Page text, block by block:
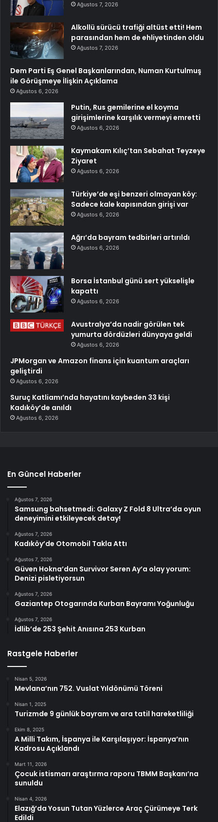
Ağustos 7, 2026
Alkollü sürücü trafiği altüst etti! Hem
parasından hem de ehliyetinden oldu
Ağustos 7, 2026
Dem Parti Eş Genel Başkanlarından, Numan Kurtulmuş
ile Görüşmeye İlişkin Açıklama
Ağustos 6, 2026
Putin, Rus gemilerine el koyma
girişimlerine karşılık vermeyi emretti
Ağustos 6, 2026
Kaymakam Kılıç’tan Sebahat Teyzeye
Ziyaret
Ağustos 6, 2026
Türkiye’de eşi benzeri olmayan köy:
Sadece kale kapısından girişi var
Ağustos 6, 2026
Ağrı’da bayram tedbirleri artırıldı
Ağustos 6, 2026
Borsa İstanbul günü sert yükselişle
kapattı
Ağustos 6, 2026
Avustralya’da nadir görülen tek
yumurta dördüzleri dünyaya geldi
Ağustos 6, 2026
JPMorgan ve Amazon finans için kuantum araçları
geliştirdi
Ağustos 6, 2026
Suruç Katliamı’nda hayatını kaybeden 33 kişi
Kadıköy’de anıldı
Ağustos 6, 2026
En Güncel Haberler
Ağustos 7, 2026
Samsung bahsetmedi: Galaxy Z Fold 8 Ultra’da oyun
deneyimini etkileyecek detay!
Ağustos 7, 2026
Kadıköy’de Otomobil Takla Attı
Ağustos 7, 2026
Güven Hokna’dan Survivor Seren Ay’a olay yorum:
Denizi pisletiyorsun
Ağustos 7, 2026
Gaziantep Otogarında Kurban Bayramı Yoğunluğu
Ağustos 7, 2026
İdlib’de 253 Şehit Anısına 253 Kurban
Rastgele Haberler
Nisan 5, 2026
Mevlana’nın 752. Vuslat Yıldönümü Töreni
Nisan 1, 2025
Turizmde 9 günlük bayram ve ara tatil hareketliliği
Ekim 8, 2025
A Milli Takım, İspanya ile Karşılaşıyor: İspanya’nın
Kadrosu Açıklandı
Mart 11, 2026
Çocuk istismarı araştırma raporu TBMM Başkanı’na
sunuldu
Nisan 4, 2026
Elazığ’da Yosun Tutan Yüzlerce Araç Çürümeye Terk
Edildi